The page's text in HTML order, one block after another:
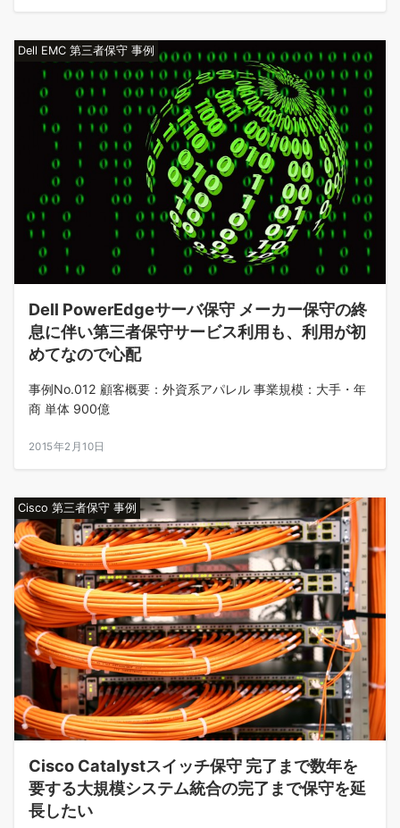
Dell EMC 第三者保守 事例
Dell PowerEdgeサーバ保守 メーカー保守の終
息に伴い第三者保守サービス利用も、利用が初
めてなので心配
事例No.012 顧客概要：外資系アパレル 事業規模：大手・年
商 単体 900億
2015年2月10日
Cisco 第三者保守 事例
Cisco Catalystスイッチ保守 完了まで数年を
要する大規模システム統合の完了まで保守を延
長したい